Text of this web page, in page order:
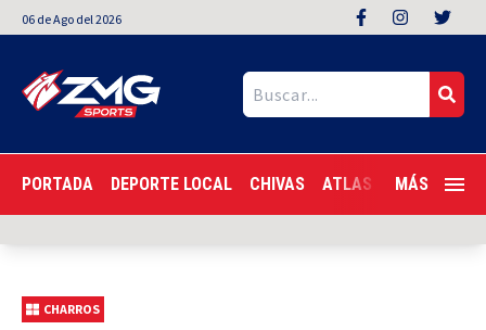
06 deAgo del 2026
PORTADA DEPORTE LOCAL CHIVAS ATLAS LIGA MX
MÁS
CHARROS